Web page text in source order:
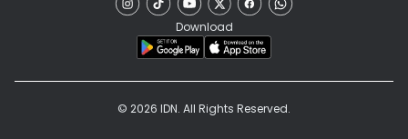
Download
© 2026 IDN. All Rights Reserved.